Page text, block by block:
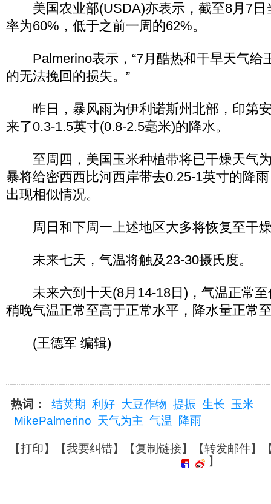
美国农业部(USDA)亦表示，截至8月7日
率为60%，低于之前一周的62%。
Palmerino表示，“7月酷热和干旱天气给
的无法挽回的损失。”
昨日，暴风雨为伊利诺斯州北部，印第
来了0.3-1.5英寸(0.8-2.5毫米)的降水。
至周四，美国玉米种植带将已干燥天气
暴将给密西西比河西岸带去0.25-1英寸的降
出现相似情况。
周日和下周一上述地区大多将恢复至干
未来七天，气温将触及23-30摄氏度。
未来六到十天(8月14-18日)，气温正常至
稍晚气温正常至高于正常水平，降水量正常
(王德军 编辑)
热词： 结荚期 利好 大豆作物 提振 生长 玉米
MikePalmerino 天气为主 气温 降雨
【打印】【我要纠错】【复制链接】【转发邮件】
】